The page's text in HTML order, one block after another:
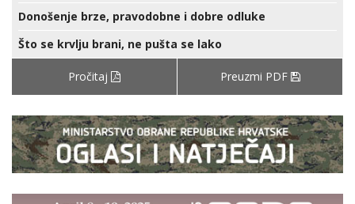
Donošenje brze, pravodobne i dobre odluke
Što se krvlju brani, ne pušta se lako
Pročitaj Preuzmi PDF